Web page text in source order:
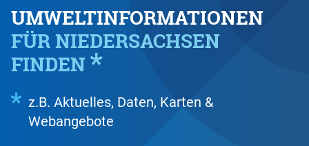
UMWELTINFORMATIONEN
FÜR NIEDERSACHSEN
FINDEN
z.B. Aktuelles, Daten, Karten &
Webangebote